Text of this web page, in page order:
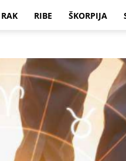
RAK RIBE ŠKORPIJA